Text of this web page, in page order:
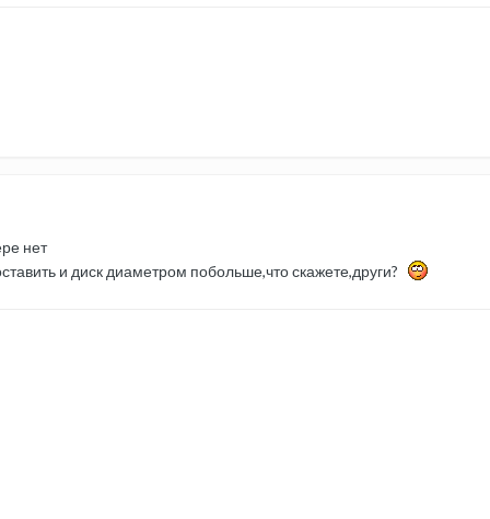
нет
и диск диаметром побольше,что скажете,други?